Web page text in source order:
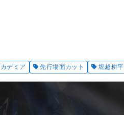
デミア 先行場面カット 堀越耕平